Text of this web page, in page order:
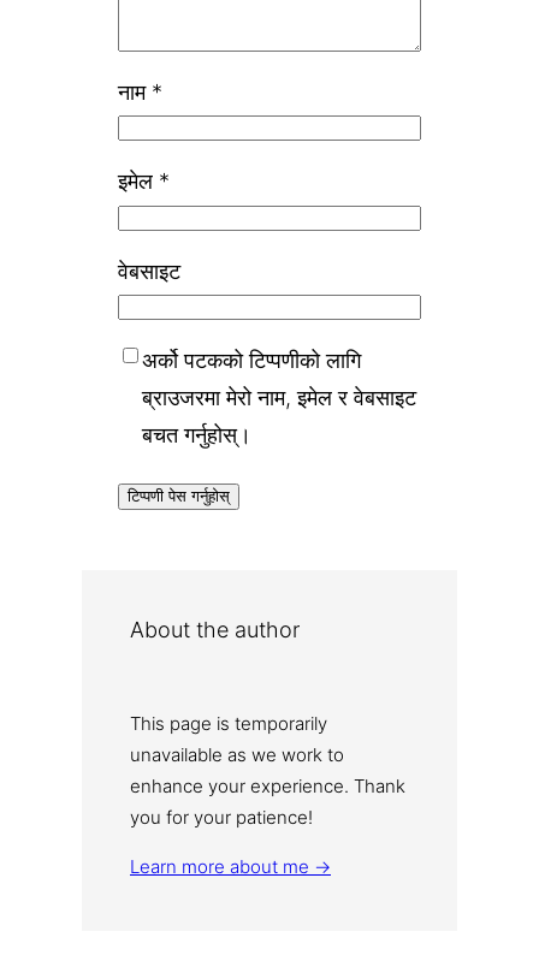
नाम *
इमेल *
वेबसाइट
अर्को पटकको टिप्पणीको लागि
ब्राउजरमा मेरो नाम, इमेल र वेबसाइट
बचत गर्नुहोस्।
About the author
This page is temporarily
unavailable as we work to
enhance your experience. Thank
you for your patience!
Learn more about me →